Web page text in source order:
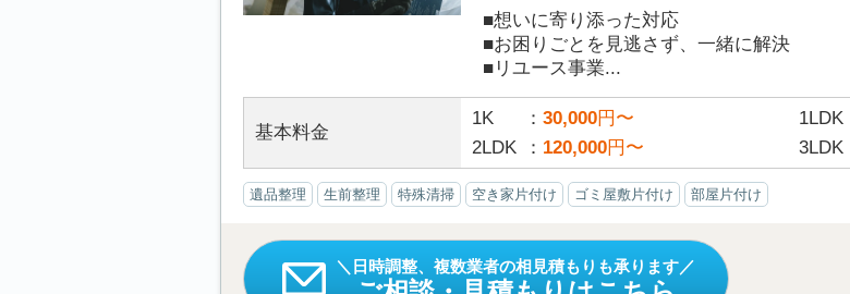
■想いに寄り添った対応
■お困りごとを見逃さず、一緒に解決
■リユース事業...
基本料金
1K 30,000円〜 1LDK
2LDK
120,000円〜 3LDK
遺品整理 生前整理 特殊清掃 空き家片付け ゴミ屋敷片付け 部屋片付け
日時調整、複数業者の相見積もりも承ります